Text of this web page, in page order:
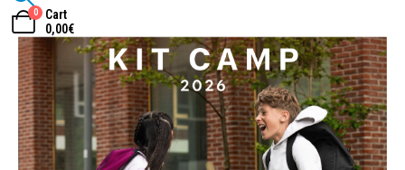
0
Cart
0,00€